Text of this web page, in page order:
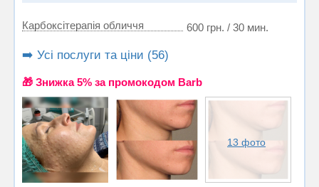
Карбоксітерапія обличчя 600 грн. / 30 мин.
➡️ Усі послуги та ціни (56)
🎁 Знижка 5% за промокодом Barb
13 фото